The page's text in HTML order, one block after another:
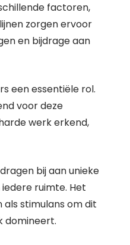
factoren,
zorgen ervoor
en bijdrage aan
een essentiële rol.
voor deze
werk erkend,
bij aan unieke
ruimte. Het
stimulans om dit
domineert.